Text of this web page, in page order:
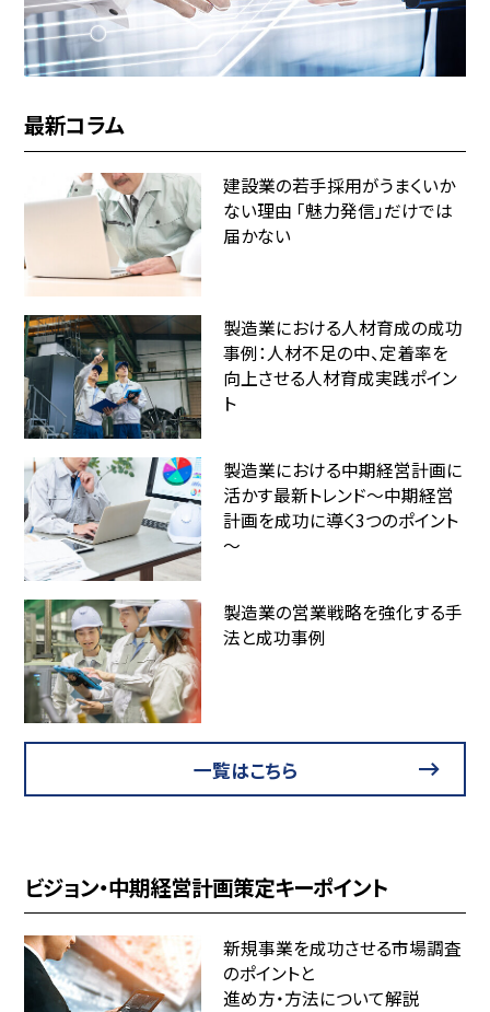
最新コラム
建設業の若手採用がうまくいか
ない理由 「魅力発信」だけでは
届かない
製造業における人材育成の成功
事例：人材不足の中、定着率を
向上させる人材育成実践ポイン
ト
製造業における中期経営計画に
活かす最新トレンド～中期経営
計画を成功に導く3つのポイント
～
製造業の営業戦略を強化する手
法と成功事例
一覧はこちら
ビジョン・中期経営計画策定キーポイント
新規事業を成功させる市場調査
のポイントと
進め方・方法について解説